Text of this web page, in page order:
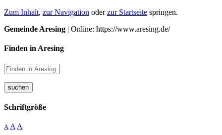
Zum Inhalt, zur Navigation oderzur Startseite springen.
Gemeinde Aresing | Online: https://www.aresing.de/
Finden in Aresing
suchen
Schriftgröße
A A A